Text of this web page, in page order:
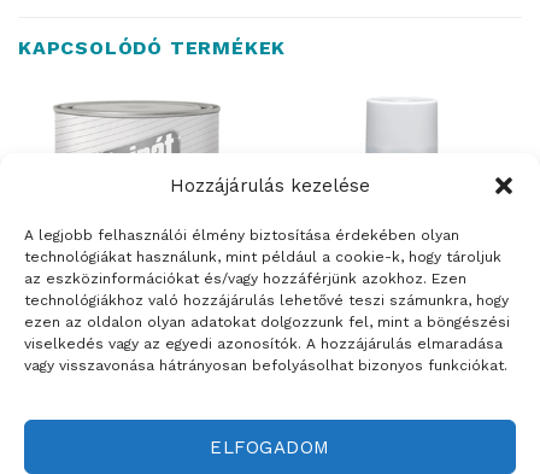
Hozzájárulás kezelése
A legjobb felhasználói élmény biztosítása érdekében olyan
technológiákat használunk, mint például a cookie-k, hogy tároljuk
az eszközinformációkat és/vagy hozzáférjünk azokhoz. Ezen
technológiákhoz való hozzájárulás lehetővé teszi számunkra, hogy
ezen az oldalon olyan adatokat dolgozzunk fel, mint a böngészési
viselkedés vagy az egyedi azonosítók. A hozzájárulás elmaradása
vagy visszavonása hátrányosan befolyásolhat bizonyos funkciókat.
ELFOGADOM
KAPCSOLÓDÓ TERMÉKEK
FESTÉKEK
TRINÁT mesterzománc
FESTÉKEK
TRINÁT spray háztartási gép